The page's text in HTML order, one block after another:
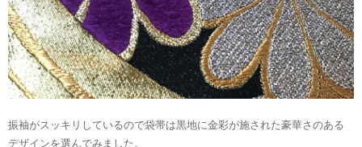
振袖がスッキリしているので袋帯は黒地に金彩が施された豪華さのある
デザインを選んでみました。